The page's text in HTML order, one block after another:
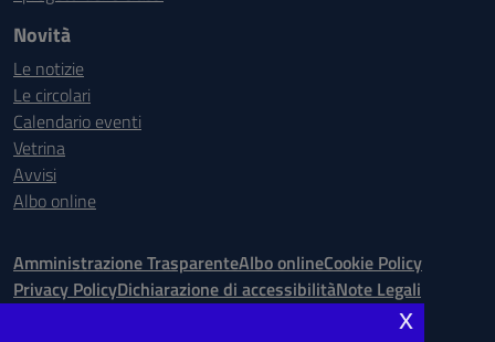
Novità
Le notizie
Le circolari
Calendario eventi
Vetrina
Avvisi
Albo online
Amministrazione TrasparenteAlbo onlineCookie Policy
Privacy PolicyDichiarazione di accessibilitàNote Legali
x